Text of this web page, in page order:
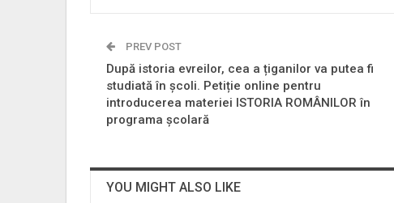
PREV POST
După istoria evreilor, cea a țiganilor va putea fi
studiată în școli. Petiție online pentru
introducerea materiei ISTORIA ROMÂNILOR în
programa școlară
YOU MIGHT ALSO LIKE